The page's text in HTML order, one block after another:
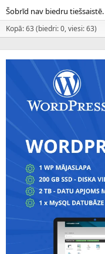
Šobrīd nav biedru tiešsaistē.
Kopā: 63 (biedri: 0, viesi: 63)